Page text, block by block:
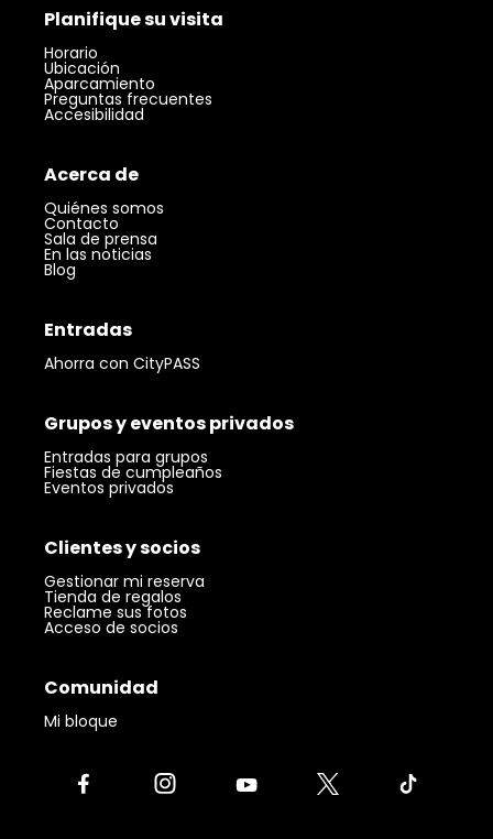
Planifique su visita
Horario
Ubicación
Aparcamiento
Preguntas frecuentes
Accesibilidad
Acerca de
Quiénes somos
Contacto
Sala de prensa
En las noticias
Blog
Entradas
Ahorra con CityPASS
Grupos y eventos privados
Entradas para grupos
Fiestas de cumpleaños
Eventos privados
Clientes y socios
Gestionar mi reserva
Tienda de regalos
Reclame sus fotos
Acceso de socios
Comunidad
Mi bloque